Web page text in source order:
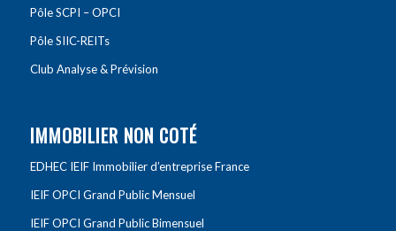
Pôle SCPI – OPCI
Pôle SIIC-REITs
Club Analyse & Prévision
IMMOBILIER NON COTÉ
EDHEC IEIF Immobilier d’entreprise France
IEIF OPCI Grand Public Mensuel
IEIF OPCI Grand Public Bimensuel